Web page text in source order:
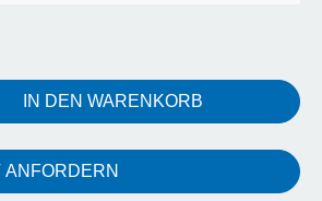
gewünschten Wert ein
IN DEN WARENKORB
ANFORDERN